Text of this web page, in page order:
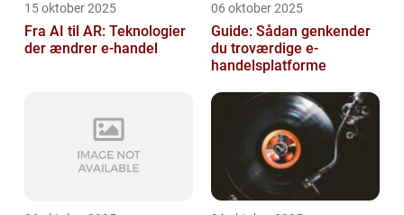
15 oktober 2025
Fra AI til AR: Teknologier
der ændrer e-handel
06 oktober 2025
Guide: Sådan genkender
du troværdige e-
handelsplatforme